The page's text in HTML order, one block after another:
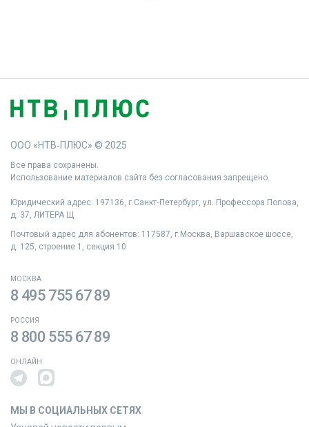
ООО «НТВ‑ПЛЮС» © 2025
Все права сохранены.
Использование материалов сайта без согласования запрещено.
Юридический адрес: 197136, г.Санкт‑Петербург, ул. Профессора Попова,
д. 37, ЛИТЕРА Щ
Почтовый адрес для абонентов: 117587, г.Москва, Варшавское шоссе,
д. 125, строение 1, секция 10
МОСКВА
8 495 755 67 89
РОССИЯ
8 800 555 67 89
ОНЛАЙН
МЫ В СОЦИАЛЬНЫХ СЕТЯХ